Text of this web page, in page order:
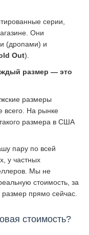
серии,
Они
(дропами) и
Out).
размер — это
размеры
всего. На рынке
размера в США
пару по всей
у частных
Мы не
стоимость, за
прямо сейчас.
стоимость?